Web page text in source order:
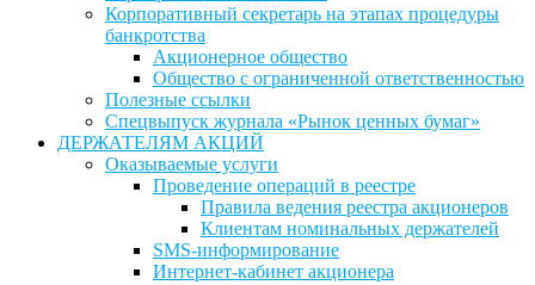
Корпоративный секретарь на этапах процедуры
банкротства
Акционерное общество
Общество с ограниченной ответственностью
Полезные ссылки
Спецвыпуск журнала «Рынок ценных бумаг»
ДЕРЖАТЕЛЯМ АКЦИЙ
Оказываемые услуги
Проведение операций в реестре
Правила ведения реестра акционеров
Клиентам номинальных держателей
SMS-информирование
Интернет-кабинет акционера